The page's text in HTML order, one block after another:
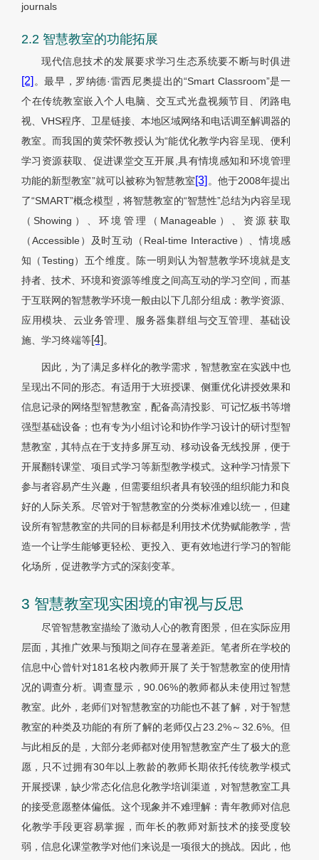
journals
2.2 智慧教室的功能拓展
现代信息技术的发展要求学习生态系统要不断与时俱进
[2] 。最早，罗纳德·雷西尼奥提出的“Smart Classroom”是一
个在传统教室嵌入个人电脑、交互式光盘视频节目、闭路电
视、VHS程序、卫星链接、本地区域网络和电话调至解调器的
教室。而我国的黄荣怀教授认为“能优化教学内容呈现、便利
学习资源获取、促进课堂交互开展,具有情境感知和环境管理
功能的新型教室”就可以被称为智慧教室[3] 。他于2008年提出
了“SMART”概念模型，将智慧教室的“智慧性”总结为内容呈现
（Showing）、环境管理（Manageable）、资源获取
（Accessible）及时互动（Real-time Interactive）、情境感
知（Testing）五个维度。陈一明则认为智慧教学环境就是支
持者、技术、环境和资源等维度之间高互动的学习空间，而基
于互联网的智慧教学环境一般由以下几部分组成：教学资源、
应用模块、云业务管理、服务器集群组与交互管理、基础设
施、学习终端等[4]。
因此，为了满足多样化的教学需求，智慧教室在实践中也
呈现出不同的形态。有适用于大班授课、侧重优化讲授效果和
信息记录的网络型智慧教室，配备高清投影、可记忆板书等增
强型基础设备；也有专为小组讨论和协作学习设计的研讨型智
慧教室，其特点在于支持多屏互动、移动设备无线投屏，便于
开展翻转课堂、项目式学习等新型教学模式。这种学习情景下
参与者容易产生兴趣，但需要组织者具有较强的组织能力和良
好的人际关系。尽管对于智慧教室的分类标准难以统一，但建
设所有智慧教室的共同的目标都是利用技术优势赋能教学，营
造一个让学生能够更轻松、更投入、更有效地进行学习的智能
化场所，促进教学方式的深刻变革。
3 智慧教室现实困境的审视与反思
尽管智慧教室描绘了激动人心的教育图景，但在实际应用
层面，其推广效果与预期之间存在显著差距。笔者所在学校的
信息中心曾针对181名校内教师开展了关于智慧教室的使用情
况的调查分析。调查显示，90.06%的教师都从未使用过智慧
教室。此外，老师们对智慧教室的功能也不甚了解，对于智慧
教室的种类及功能的有所了解的老师仅占23.2%～32.6%。但
与此相反的是，大部分老师都对使用智慧教室产生了极大的意
愿，只不过拥有30年以上教龄的教师长期依托传统教学模式
开展授课，缺少常态化信息化教学培训渠道，对智慧教室工具
的接受意愿整体偏低。这个现象并不难理解：青年教师对信息
化教学手段更容易掌握，而年长的教师对新技术的接受度较
弱，信息化课堂教学对他们来说是一项很大的挑战。因此，他